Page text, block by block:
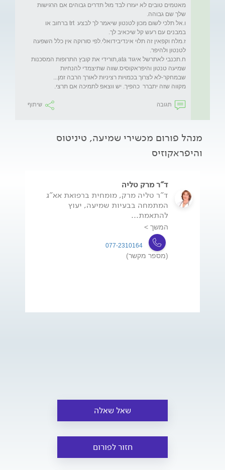
מאטמים טובים לא יעזרו לבד מול תדרים גבוהים אם הרגישות
ו.אל תלכי לשום מכון לטנטון שיאמר לך לבצע  trt ברחוב או
ז.מלח וקפאין זה תלוי אינדיבידואלי.לפי סורוקה אין כלל השפעה
ח.תכנבי לאתרשל איגוד ata,תורידי את קובץ התרופות המסכנות
שמיעה טנטון והיפראקוסיס.שווה שתיצמדי להנחיות
מקווה שזה יתברר  כהפיך. יש ווצאפ לתמיכה אם תרצי.
תגובה שיתוף
מנהל פורום מכשירי שמיעה, טיניטוס
והיפראקוזיס
ד"ר מרק טליה
ד"ר טליה מרק, מומחית ברפואת אא"ג
המתמחה בבעיות שמיעה, יעוץ
להתאמת...
המשך >
077-2310164
(מספר מקשר)
שאל שאלה
חזור לפורום